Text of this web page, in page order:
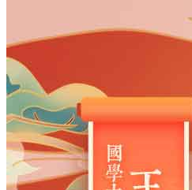
男
男 女
出生时间
2026年 日18 时39分